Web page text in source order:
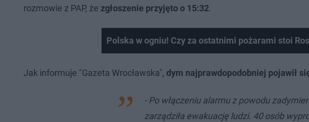
rozmowie z PAP, że zgłoszenie przyjęto o 15:32.
Polska w ogniu! Czy za ostatnimi pożarami stoi
Jak informuje "Gazeta Wrocławska", dym najprawdopodobniej pojawił
- Po włączeniu alarmu z powodu
zarządziła ewakuację ludzi. 40 osób